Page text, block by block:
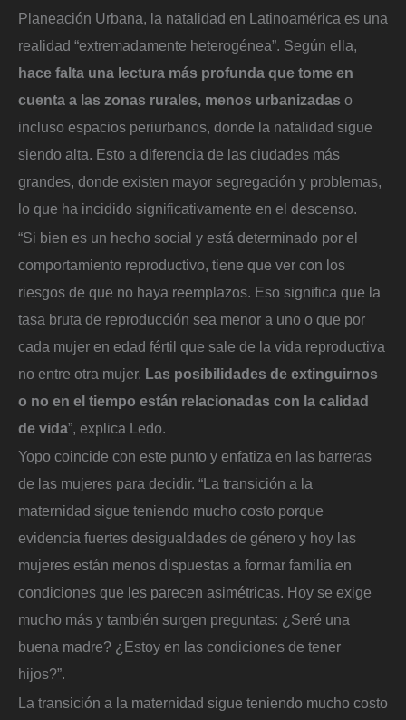
Planeación Urbana, la natalidad en Latinoamérica es una
realidad “extremadamente heterogénea”. Según ella,
hace falta una lectura más profunda que tome en
cuenta a las zonas rurales, menos urbanizadas o
incluso espacios periurbanos, donde la natalidad sigue
siendo alta. Esto a diferencia de las ciudades más
grandes, donde existen mayor segregación y problemas,
lo que ha incidido significativamente en el descenso.
“Si bien es un hecho social y está determinado por el
comportamiento reproductivo, tiene que ver con los
riesgos de que no haya reemplazos. Eso significa que la
tasa bruta de reproducción sea menor a uno o que por
cada mujer en edad fértil que sale de la vida reproductiva
no entre otra mujer. Las posibilidades de extinguirnos
o no en el tiempo están relacionadas con la calidad
de vida”, explica Ledo.
Yopo coincide con este punto y enfatiza en las barreras
de las mujeres para decidir. “La transición a la
maternidad sigue teniendo mucho costo porque
evidencia fuertes desigualdades de género y hoy las
mujeres están menos dispuestas a formar familia en
condiciones que les parecen asimétricas. Hoy se exige
mucho más y también surgen preguntas: ¿Seré una
buena madre? ¿Estoy en las condiciones de tener
hijos?”.
La transición a la maternidad sigue teniendo mucho costo